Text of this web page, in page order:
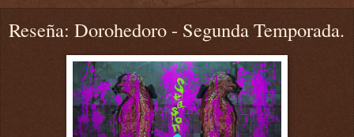
Reseña: Dorohedoro - Segunda Temporada.